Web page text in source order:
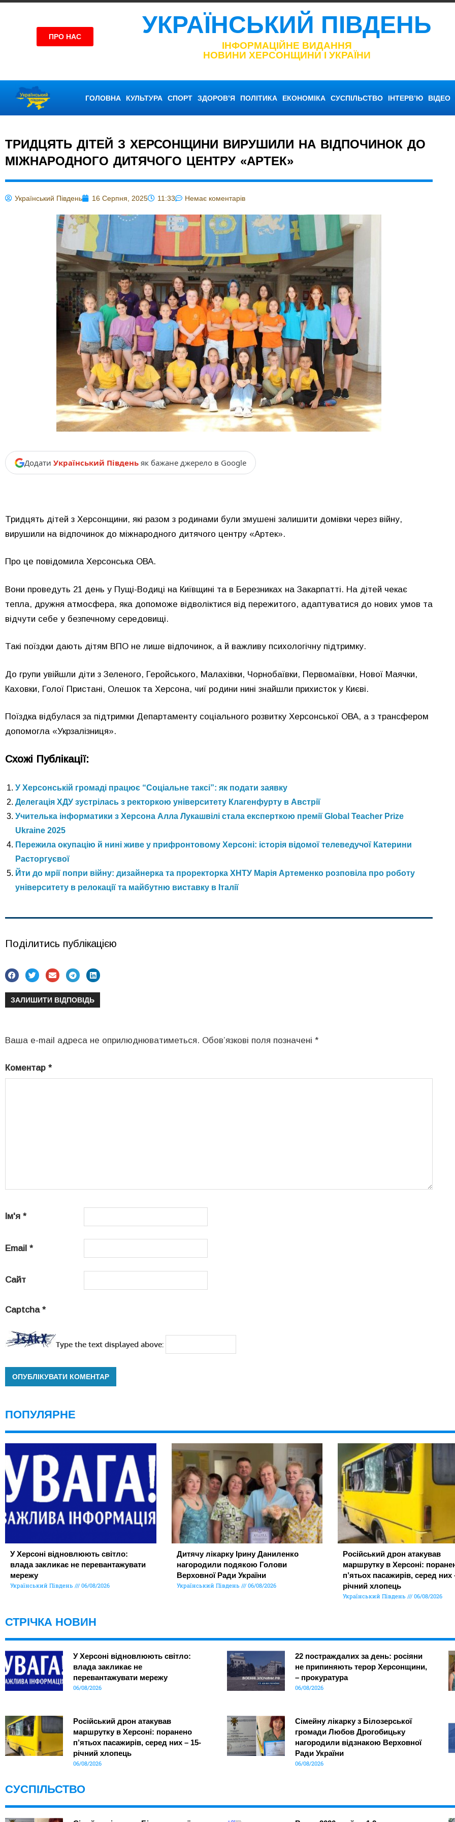
ПРО НАС УКРАЇНСЬКИЙ ПІВДЕНЬ
ІНФОРМАЦІЙНЕ ВИДАННЯ
НОВИНИ ХЕРСОНЩИНИ І УКРАЇНИ
ГОЛОВНА КУЛЬТУРА СПОРТ ЗДОРОВ’Я ПОЛІТИКА ЕКОНОМІКА СУСПІЛЬСТВО ІНТЕРВ’Ю ВІДЕО
ТРИДЦЯТЬ ДІТЕЙ З ХЕРСОНЩИНИ ВИРУШИЛИ НА ВІДПОЧИНОК ДО
МІЖНАРОДНОГО ДИТЯЧОГО ЦЕНТРУ «АРТЕК»
Український Південь 16 Серпня, 2025 11:33 Немає коментарів
Додати Український Південь як бажане джерело в Google
Тридцять дітей з Херсонщини, які разом з родинами були змушені залишити домівки через війну,
вирушили на відпочинок до міжнародного дитячого центру «Артек».
Про це повідомила Херсонська ОВА.
Вони проведуть 21 день у Пущі-Водиці на Київщині та в Березниках на Закарпатті. На дітей чекає
тепла, дружня атмосфера, яка допоможе відволіктися від пережитого, адаптуватися до нових умов та
відчути себе у безпечному середовищі.
Такі поїздки дають дітям ВПО не лише відпочинок, а й важливу психологічну підтримку.
До групи увійшли діти з Зеленого, Геройського, Малахівки, Чорнобаївки, Первомаївки, Нової Маячки,
Каховки, Голої Пристані, Олешок та Херсона, чиї родини нині знайшли прихисток у Києві.
Поїздка відбулася за підтримки Департаменту соціального розвитку Херсонської ОВА, а з трансфером
допомогла «Укрзалізниця».
Схожі Публікації:
У Херсонській громаді працює “Соціальне таксі”: як подати заявку
Делегація ХДУ зустрілась з ректоркою університету Клагенфурту в Австрії
Учителька інформатики з Херсона Алла Лукашвілі стала експерткою премії Global Teacher Prize
Ukraine 2025
Пережила окупацію й нині живе у прифронтовому Херсоні: історія відомої телеведучої Катерини
Расторгуєвої
Йти до мрії попри війну: дизайнерка та проректорка ХНТУ Марія Артеменко розповіла про роботу
університету в релокації та майбутню виставку в Італії
Поділитись публікацією
ЗАЛИШИТИ ВІДПОВІДЬ
Ваша e-mail адреса не оприлюднюватиметься. Обов’язкові поля позначені *
Коментар *
Ім'я *
Email *
Сайт
Captcha *
Type the text displayed above:
ПОПУЛЯРНЕ
У Херсоні відновлюють світло:
влада закликає не перевантажувати
мережу
Український Південь 06/08/2026
Дитячу лікарку Ірину Даниленко
нагородили подякою Голови
Верховної Ради України
Український Південь 06/08/2026
Російський дрон атакував
маршрутку в Херсоні:
п’ятьох пасажирів, серед них
річний хлопець
Український Південь 06/08/2026
СТРІЧКА НОВИН
У Херсоні відновлюють світло:
влада закликає не
перевантажувати мережу
06/08/2026
22 постраждалих за день: росіяни
не припиняють терор Херсонщини,
– прокуратура
06/08/2026
Російський дрон атакував
маршрутку в Херсоні: поранено
п’ятьох пасажирів, серед них – 15-
річний хлопець
06/08/2026
Сімейну лікарку з Білозерської
громади Любов Дрогобицьку
нагородили відзнакою Верховної
Ради України
06/08/2026
СУСПІЛЬСТВО